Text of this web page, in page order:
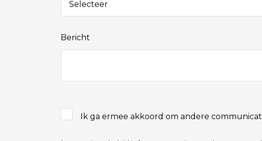
Bericht
Ik ga ermee akkoord om andere